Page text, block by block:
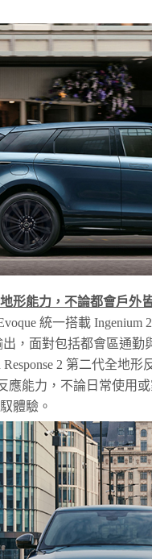
形能力，不論都會戶外
統一搭載
出，面對包括都會區通
Response 2 第二代全地
應能力，不論日常使用
體驗。